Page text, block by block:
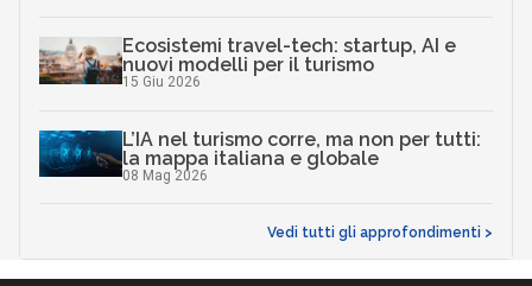
Ecosistemi travel-tech: startup, AI e
nuovi modelli per il turismo
15 Giu 2026
L’IA nel turismo corre, ma non per tutti:
la mappa italiana e globale
08 Mag 2026
Vedi tutti gli approfondimenti >